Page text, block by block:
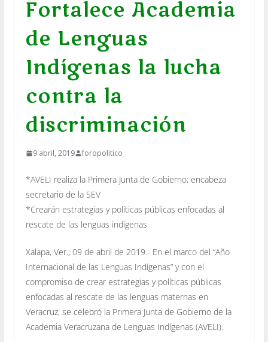
Fortalece Academia
de Lenguas
Indígenas la lucha
contra la
discriminación
9 abril, 2019 foropolitico
*AVELI realiza la Primera Junta de Gobierno; encabeza
secretario de la SEV
*Crearán estrategias y políticas públicas enfocadas al
rescate de las lenguas indígenas
Xalapa, Ver., 09 de abril de 2019.- En el marco del “Año
Internacional de las Lenguas Indígenas” y con el
compromiso de crear estrategias y políticas públicas
enfocadas al rescate de las lenguas maternas en
Veracruz, se celebró la Primera Junta de Gobierno de la
Academia Veracruzana de Lenguas Indígenas (AVELI).